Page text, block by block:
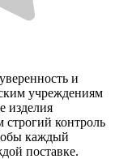
и
учреждениям
изделия
контроль
каждый
поставке.